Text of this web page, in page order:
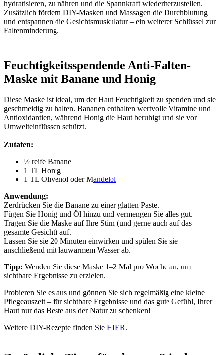
hydratisieren, zu nähren und die Spannkraft wiederherzustellen.
Zusätzlich fördern DIY-Masken und Massagen die Durchblutung
und entspannen die Gesichtsmuskulatur – ein weiterer Schlüssel zur
Faltenminderung.
Feuchtigkeitsspendende Anti-Falten-
Maske mit Banane und Honig
Diese Maske ist ideal, um der Haut Feuchtigkeit zu spenden und sie
geschmeidig zu halten. Bananen enthalten wertvolle Vitamine und
Antioxidantien, während Honig die Haut beruhigt und sie vor
Umwelteinflüssen schützt.
Zutaten:
½ reife Banane
1 TL Honig
1 TL Olivenöl oder Mandelöl
Anwendung:
Zerdrücken Sie die Banane zu einer glatten Paste.
Fügen Sie Honig und Öl hinzu und vermengen Sie alles gut.
Tragen Sie die Maske auf Ihre Stirn (und gerne auch auf das
gesamte Gesicht) auf.
Lassen Sie sie 20 Minuten einwirken und spülen Sie sie
anschließend mit lauwarmem Wasser ab.
Tipp: Wenden Sie diese Maske 1–2 Mal pro Woche an, um
sichtbare Ergebnisse zu erzielen.
Probieren Sie es aus und gönnen Sie sich regelmäßig eine kleine
Pflegeauszeit – für sichtbare Ergebnisse und das gute Gefühl, Ihrer
Haut nur das Beste aus der Natur zu schenken!
Weitere DIY-Rezepte finden Sie HIER.